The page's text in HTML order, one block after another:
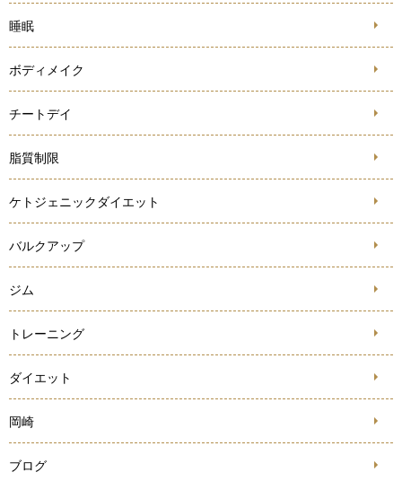
睡眠
ボディメイク
チートデイ
脂質制限
ケトジェニックダイエット
バルクアップ
ジム
トレーニング
ダイエット
岡崎
ブログ